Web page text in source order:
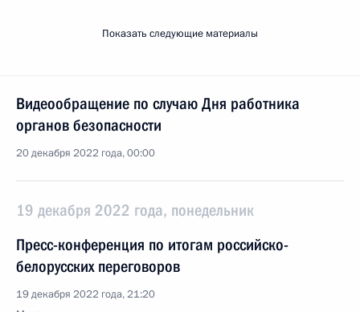
Показать следующие материалы
Видеообращение по случаю Дня работника
органов безопасности
20 декабря 2022 года, 00:00
19 декабря 2022 года, понедельник
Пресс-конференция по итогам российско-
белорусских переговоров
19 декабря 2022 года, 21:20